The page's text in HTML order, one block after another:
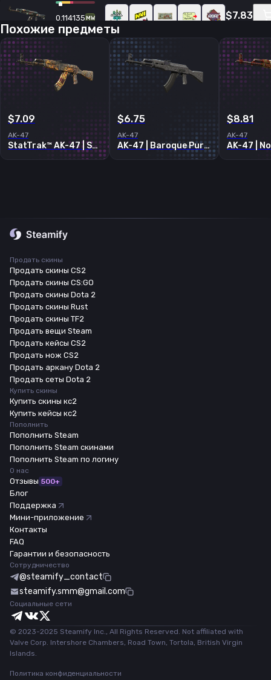
0.114135 MW $7.83
$7.83
Похожие предметы
$7.09
AK-47
StatTrak™ AK-47 | Searing Rage
$6.75
AK-47
AK-47 | Baroque Purple
$8.81
AK-47
Продать скины
Продать скины CS2
Продать скины CS:GO
Продать скины Dota 2
Продать скины Rust
Продать скины TF2
Продать вещи Steam
Продать кейсы CS2
Продать нож CS2
Продать аркану Dota 2
Продать сеты Dota 2
Купить скины
Купить скины кс2
Купить кейсы кс2
Пополнить
Пополнить Steam
Пополнить Steam скинами
Пополнить Steam по логину
О нас
Отзывы 500+
Блог
Поддержка
Мини-приложение
Контакты
FAQ
Гарантии и безопасность
Сотрудничество
@steamify_contact
steamify.smm@gmail.com
Социальные сети
© 2023-2025 Steamify Inc., All Rights Reserved. Not affiliated with
Valve Corp. Intershore Chambers, Road Town, Tortola, British Virgin
Islands.
Политика конфиденциальности